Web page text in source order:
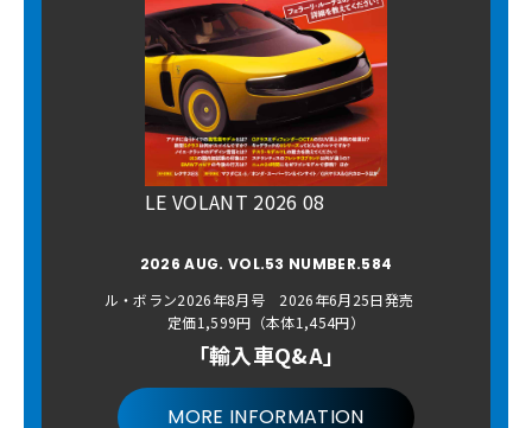
LE VOLANT 2026 08
2026 AUG. VOL.53 NUMBER.584
ル・ボラン2026年8月号 2026年6月25日発売
定価1,599円（本体1,454円）
「輸入車Q&A」
MORE INFORMATION